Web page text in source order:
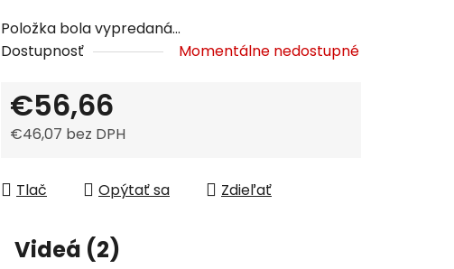
Položka bola vypredaná…
Dostupnosť
Momentálne nedostupné
€56,66
€46,07 bez DPH
Tlač
Opýtať sa Zdieľať
Videá (2)